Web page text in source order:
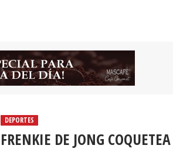
FRENKIE DE JONG COQUETEA
LA PREMIER LEAGUE